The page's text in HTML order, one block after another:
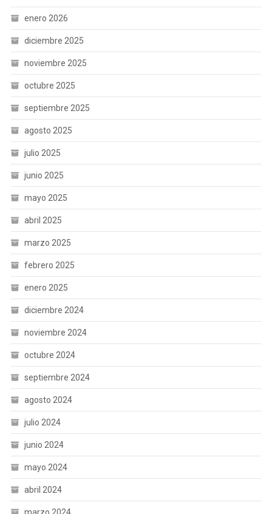
enero 2026
diciembre 2025
noviembre 2025
octubre 2025
septiembre 2025
agosto 2025
julio 2025
junio 2025
mayo 2025
abril 2025
marzo 2025
febrero 2025
enero 2025
diciembre 2024
noviembre 2024
octubre 2024
septiembre 2024
agosto 2024
julio 2024
junio 2024
mayo 2024
abril 2024